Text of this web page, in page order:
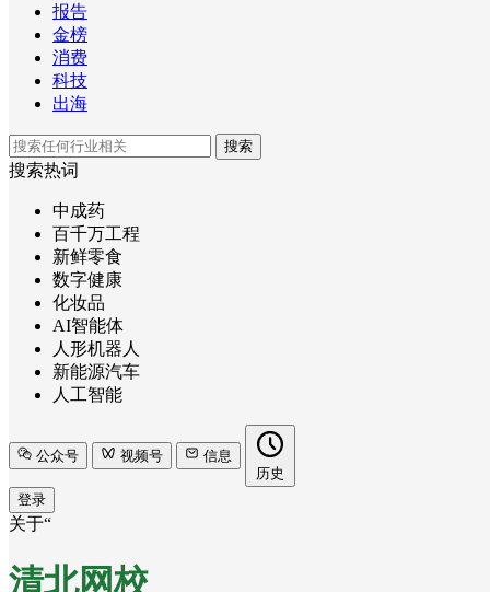
报告
金榜
消费
科技
出海
搜索
搜索热词
中成药
百千万工程
新鲜零食
数字健康
化妆品
AI智能体
人形机器人
新能源汽车
人工智能
公众号 视频号
信息
历史
登录
关于“
清北网校